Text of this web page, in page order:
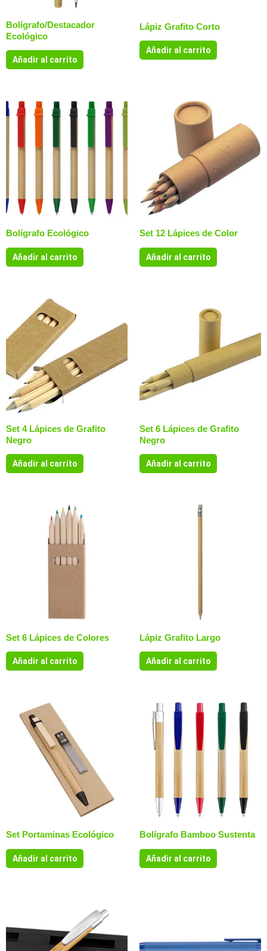
Bolígrafo/Destacador
Ecológico
Añadir al carrito
Lápiz Grafito Corto
Añadir al carrito
Bolígrafo Ecológico
Añadir al carrito
Set 12 Lápices de Color
Añadir al carrito
Set 4 Lápices de Grafito
Negro
Añadir al carrito
Set 6 Lápices de Grafito
Negro
Añadir al carrito
Set 6 Lápices de Colores
Añadir al carrito
Lápiz Grafito Largo
Añadir al carrito
Set Portaminas Ecológico
Añadir al carrito
Bolígrafo Bamboo Sustenta
Añadir al carrito